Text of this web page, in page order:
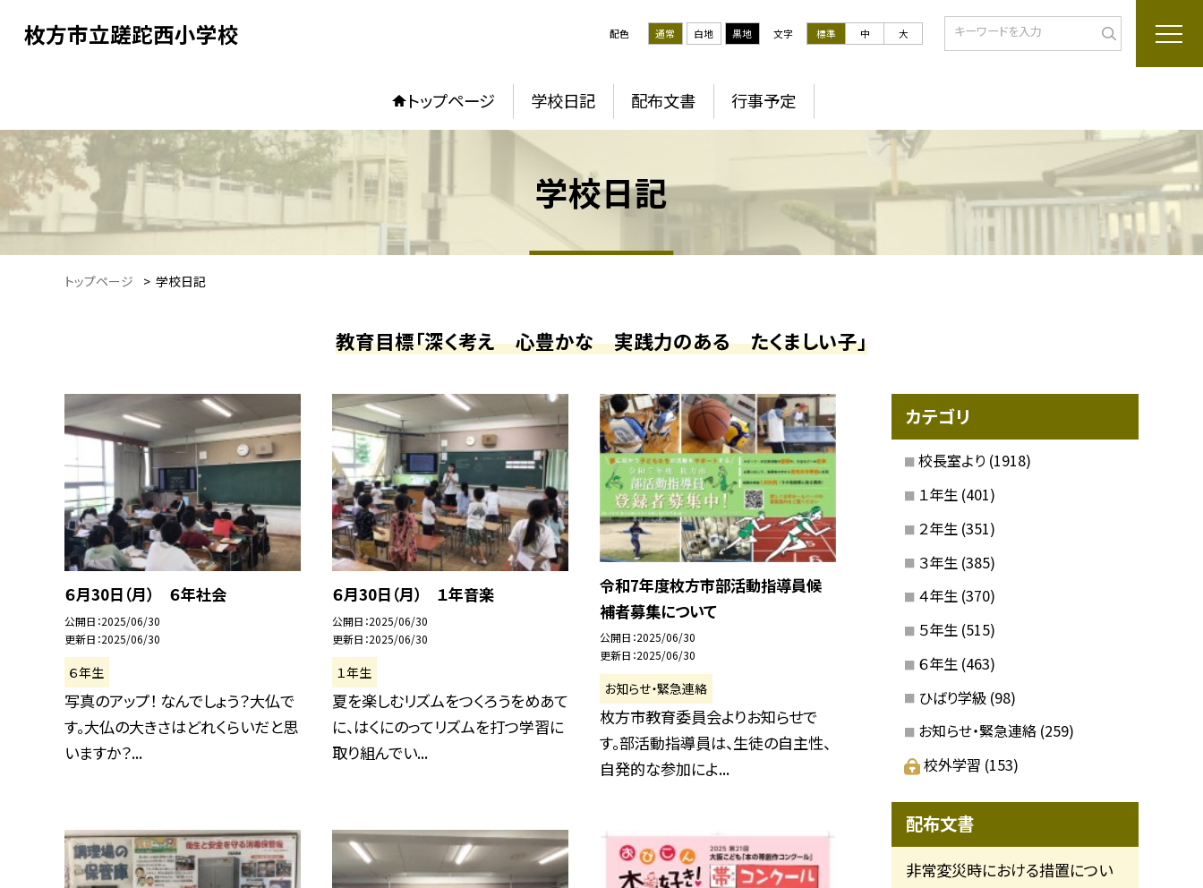
枚方市立蹉跎西小学校 配色 通常 白地 黒地 文字 標準 中 大
トップページ 学校日記 配布文書 行事予定
学校日記
トップページ > 学校日記
教育目標「深く考え 心豊かな 実践力のある たくましい子」
６月30日（月） ６年社会
公開日 2025/06/30
更新日 2025/06/30
６年生
写真のアップ！ なんでしょう？大仏で
す。大仏の大きさはどれくらいだと思
いますか？...
６月30日（月） １年音楽
公開日 2025/06/30
更新日 2025/06/30
１年生
夏を楽しむリズムをつくろうをめあて
に、はくにのってリズムを打つ学習に
取り組んでい...
令和7年度枚方市部活動指導員候
補者募集について
公開日 2025/06/30
更新日 2025/06/30
お知らせ・緊急連絡
枚方市教育委員会よりお知らせで
す。部活動指導員は、生徒の自主性、
自発的な参加によ...
カテゴリ
校長室より (1918)
１年生 (401)
２年生 (351)
３年生 (385)
４年生 (370)
５年生 (515)
６年生 (463)
ひばり学級 (98)
お知らせ・緊急連絡 (259)
校外学習 (153)
配布文書
非常変災時における措置につい